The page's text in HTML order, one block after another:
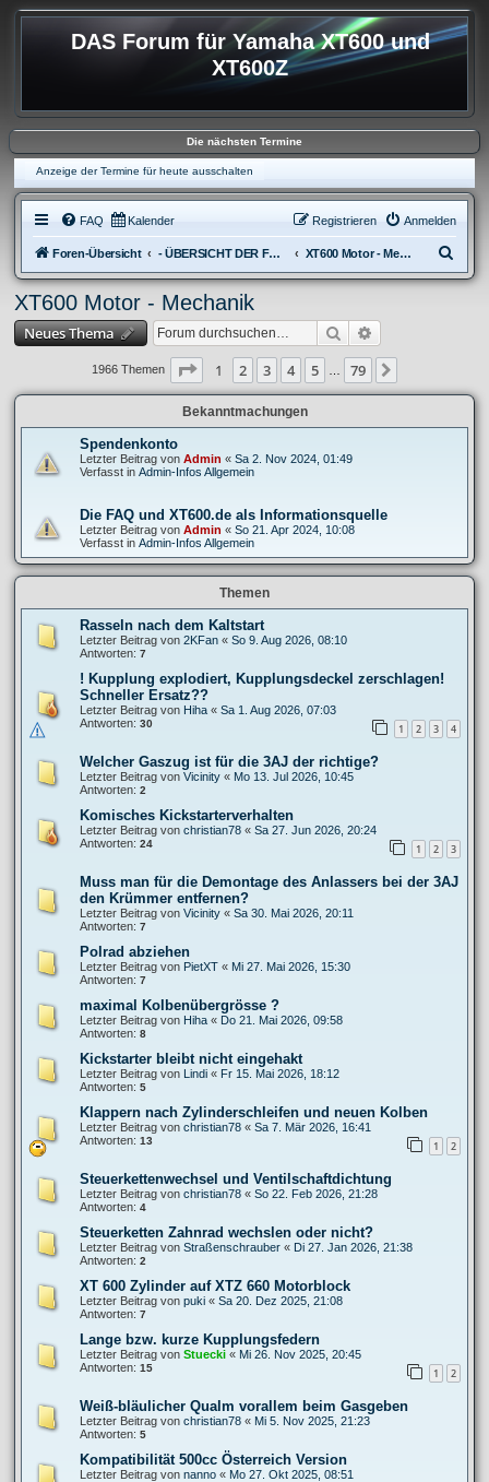
DAS Forum für Yamaha XT600 und
XT600Z
Die nächsten Termine
Anzeige der Termine für heute ausschalten
FAQ Kalender Anmelden
Registrieren
Foren-Übersicht - ÜBERSICHT DER FOREN XT600 XT600 Motor - Mechanik
u
XT600 Motor - Mechanik
Neues Thema Suche
1966 Themen Seite 1von 79
1 2 3 4 5 79
Bekanntmachungen
Spendenkonto
Letzter Beitrag von Admin « Sa 2. Nov 2024, 01:49
Verfasst in Admin-Infos Allgemein
Die FAQ und XT600.de als Informationsquelle
Letzter Beitrag von Admin « So 21. Apr 2024, 10:08
Verfasst in Admin-Infos Allgemein
Themen
Rasseln nach dem Kaltstart
Letzter Beitrag von 2KFan « So 9. Aug 2026, 08:10
Antworten: 7
! Kupplung explodiert, Kupplungsdeckel zerschlagen!
Schneller Ersatz??
Letzter Beitrag von Hiha « Sa 1. Aug 2026, 07:03
Antworten: 30 1 2 3 4
Welcher Gaszug ist für die 3AJ der richtige?
Letzter Beitrag von Vicinity « Mo 13. Jul 2026, 10:45
Antworten: 2
Komisches Kickstarterverhalten
Letzter Beitrag von christian78 « Sa 27. Jun 2026, 20:24
Antworten: 24 1 2 3
Muss man für die Demontage des Anlassers bei der 3AJ
den Krümmer entfernen?
Letzter Beitrag von Vicinity « Sa 30. Mai 2026, 20:11
Antworten: 7
Polrad abziehen
Letzter Beitrag von PietXT « Mi 27. Mai 2026, 15:30
Antworten: 7
maximal Kolbenübergrösse ?
Letzter Beitrag von Hiha « Do 21. Mai 2026, 09:58
Antworten: 8
Kickstarter bleibt nicht eingehakt
Letzter Beitrag von Lindi « Fr 15. Mai 2026, 18:12
Antworten: 5
Klappern nach Zylinderschleifen und neuen Kolben
Letzter Beitrag von christian78 « Sa 7. Mär 2026, 16:41
Antworten: 13 1 2
Steuerkettenwechsel und Ventilschaftdichtung
Letzter Beitrag von christian78 « So 22. Feb 2026, 21:28
Antworten: 4
Steuerketten Zahnrad wechslen oder nicht?
Letzter Beitrag von Straßenschrauber « Di 27. Jan 2026, 21:38
Antworten: 2
XT 600 Zylinder auf XTZ 660 Motorblock
Letzter Beitrag von puki « Sa 20. Dez 2025, 21:08
Antworten: 7
Lange bzw. kurze Kupplungsfedern
Letzter Beitrag von Stuecki « Mi 26. Nov 2025, 20:45
Antworten: 15 1 2
Weiß-bläulicher Qualm vorallem beim Gasgeben
Letzter Beitrag von christian78 « Mi 5. Nov 2025, 21:23
Antworten: 5
Kompatibilität 500cc Österreich Version
Letzter Beitrag von nanno « Mo 27. Okt 2025, 08:51